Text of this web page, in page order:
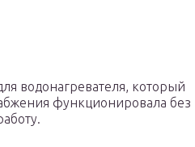
водонагревателя, который
функционировала без